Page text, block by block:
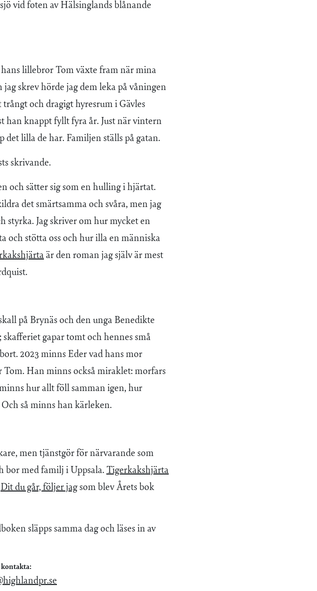
vid foten av Hälsinglands blånande
lillebror Tom växte fram när mina
jag skrev hörde jag dem leka på våningen
och dragigt hyresrum i Gävles
han knappt fyllt fyra år. Just när vintern
det lilla de har. Familjen ställs på gatan.
skrivande.
och sätter sig som en hulling i hjärtat.
det smärtsamma och svåra, men jag
styrka. Jag skriver om hur mycket en
och stötta oss och hur illa en människa
är den roman jag själv är mest
på Brynäs och den unga Benedikte
gapar tomt och hennes små
2023 minns Eder vad hans mor
Han minns också miraklet: morfars
hur allt föll samman igen, hur
så minns han kärleken.
men tjänstgör för närvarande som
bor med familj i Uppsala. Tigerkakshjärta
Dit du går, följer jag som blev Årets bok
släpps samma dag och läses in av